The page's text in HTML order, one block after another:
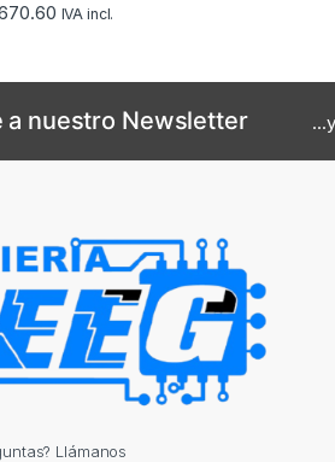
IVA incl.
a nuestro Newsletter
Llámanos